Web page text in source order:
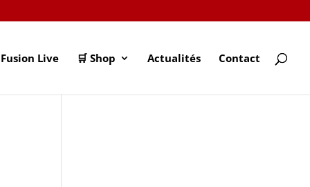
Fusion Live 🛒 Shop Actualités Contact